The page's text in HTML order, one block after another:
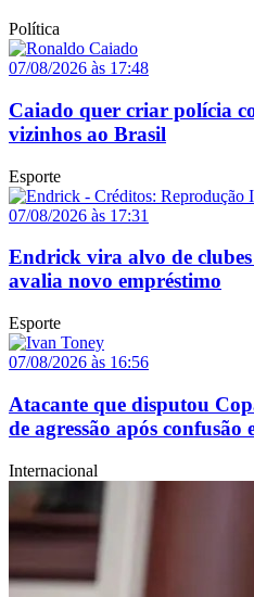
Política
07/08/2026 às 17:48
Caiado quer criar polícia
vizinhos ao Brasil
Esporte
07/08/2026 às 17:31
Endrick vira alvo de
avalia novo empréstimo
Esporte
07/08/2026 às 16:56
Atacante que disputou
de agressão após confusão
Internacional